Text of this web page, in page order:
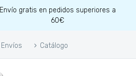
Envío gratis en pedidos superiores a
60€
Envíos Catálogo